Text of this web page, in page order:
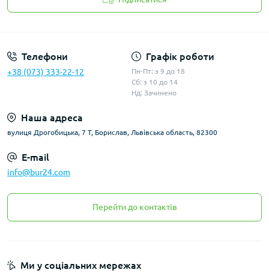
Телефони
+38 (073) 333-22-12
Графік роботи
Пн-Пт: з 9 до 18
Сб: з 10 до 14
Нд: Зачинено
Наша адреса
вулиця Дрогобицька, 7 Т, Борислав, Львівська область, 82300
E-mail
info@bur24.com
Перейти до контактів
Ми у соціальних мережах